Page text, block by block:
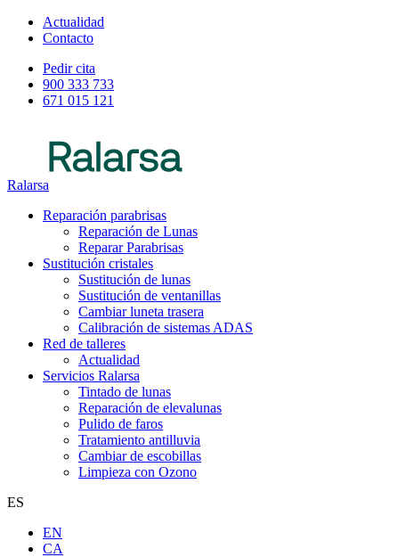
Actualidad
Contacto
Pedir cita
900 333 733
671 015 121
Ralarsa
Reparación parabrisas
Reparación de Lunas
Reparar Parabrisas
Sustitución cristales
Sustitución de lunas
Sustitución de ventanillas
Cambiar luneta trasera
Calibración de sistemas ADAS
Red de talleres
Actualidad
Servicios Ralarsa
Tintado de lunas
Reparación de elevalunas
Pulido de faros
Tratamiento antilluvia
Cambiar de escobillas
Limpieza con Ozono
ES
EN
CA